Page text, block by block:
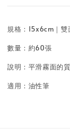
規格：15x6cm｜
數量：約60張
說明：平滑霧面的
適用：油性筆